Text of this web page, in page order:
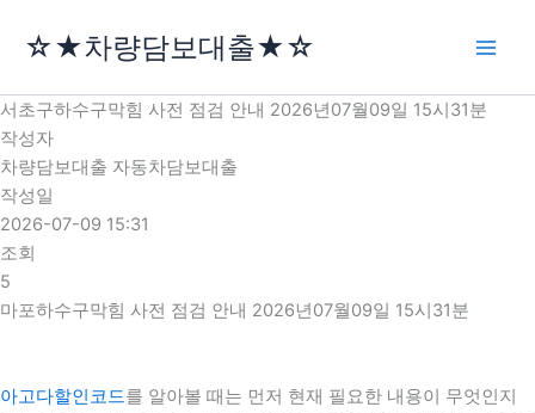
로
건
너
뛰
기
☆★차량담보대출★☆
서초구하수구막힘 사전 점검 안내 2026년07월09일 15시31분
작성자
차량담보대출 자동차담보대출
작성일
2026-07-09 15:31
조회
5
마포하수구막힘 사전 점검 안내 2026년07월09일 15시31분
아고다할인코드를 알아볼 때는 먼저 현재 필요한 내용이 무엇인지